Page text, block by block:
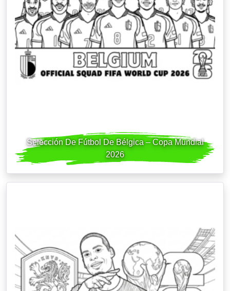
Selección De Fútbol De Bélgica – Copa Mundial
2026